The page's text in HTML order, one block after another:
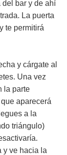
del bar y de ahí
La puerta
te permitirá
y cárgate al
Una vez
la parte
aparecerá
a la
triángulo)
y ve hacia la